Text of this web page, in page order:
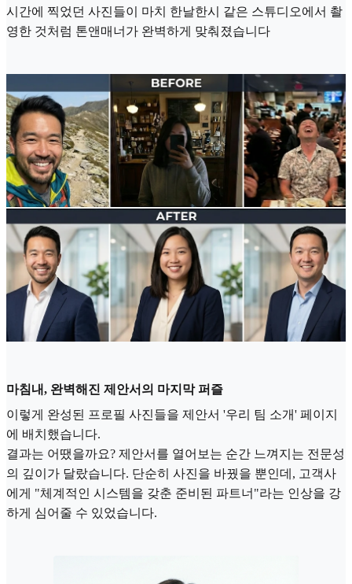
시간에 찍었던 사진들이 마치 한날한시 같은 스튜디오에서 촬
영한 것처럼 톤앤매너가 완벽하게 맞춰졌습니다
마침내, 완벽해진 제안서의 마지막 퍼즐
이렇게 완성된 프로필 사진들을 제안서 '우리 팀 소개' 페이지
에 배치했습니다.
결과는 어땠을까요? 제안서를 열어보는 순간 느껴지는 전문성
의 깊이가 달랐습니다. 단순히 사진을 바꿨을 뿐인데, 고객사
에게 "체계적인 시스템을 갖춘 준비된 파트너"라는 인상을 강
하게 심어줄 수 있었습니다.